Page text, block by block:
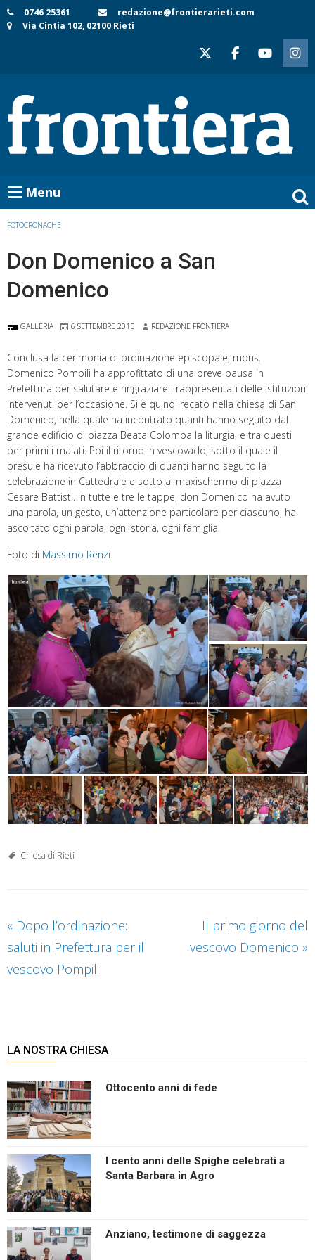
Skip
to
0746 25361
redazione@frontierarieti.com
Via Cintia 102, 02100 Rieti
Menu
FOTOCRONACHE
Don Domenico a San
Domenico
GALLERIA 6 SETTEMBRE 2015 REDAZIONE FRONTIERA
Conclusa la cerimonia di ordinazione episcopale, mons.
Domenico Pompili ha approfittato di una breve pausa in
Prefettura per salutare e ringraziare i rappresentati delle istituzioni
intervenuti per l’occasione. Si è quindi recato nella chiesa di San
Domenico, nella quale ha incontrato quanti hanno seguito dal
grande edificio di piazza Beata Colomba la liturgia, e tra questi
per primi i malati. Poi il ritorno in vescovado, sotto il quale il
presule ha ricevuto l’abbraccio di quanti hanno seguito la
celebrazione in Cattedrale e sotto al maxischermo di piazza
Cesare Battisti. In tutte e tre le tappe, don Domenico ha avuto
una parola, un gesto, un’attenzione particolare per ciascuno, ha
ascoltato ogni parola, ogni storia, ogni famiglia.
Foto di Massimo Renzi
Chiesa di Rieti
« Dopo l’ordinazione:
saluti in Prefettura per il
vescovo Pompili
Il primo giorno del
vescovo Domenico »
LA NOSTRA CHIESA
Ottocento anni di fede
I cento anni delle Spighe celebrati a
Santa Barbara in Agro
Anziano, testimone di saggezza